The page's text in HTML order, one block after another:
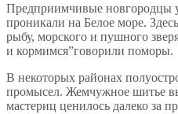
Предприимчивые новгородцы
проникали на Белое море.
рыбу, морского и пушного
и кормимся”говорили поморы.
В некоторых районах
промысел. Жемчужное шитье
мастериц ценилось далеко за